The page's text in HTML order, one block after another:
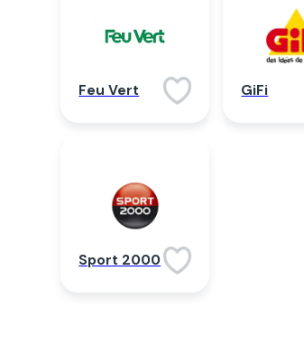
Feu Vert GiFi
Sport 2000